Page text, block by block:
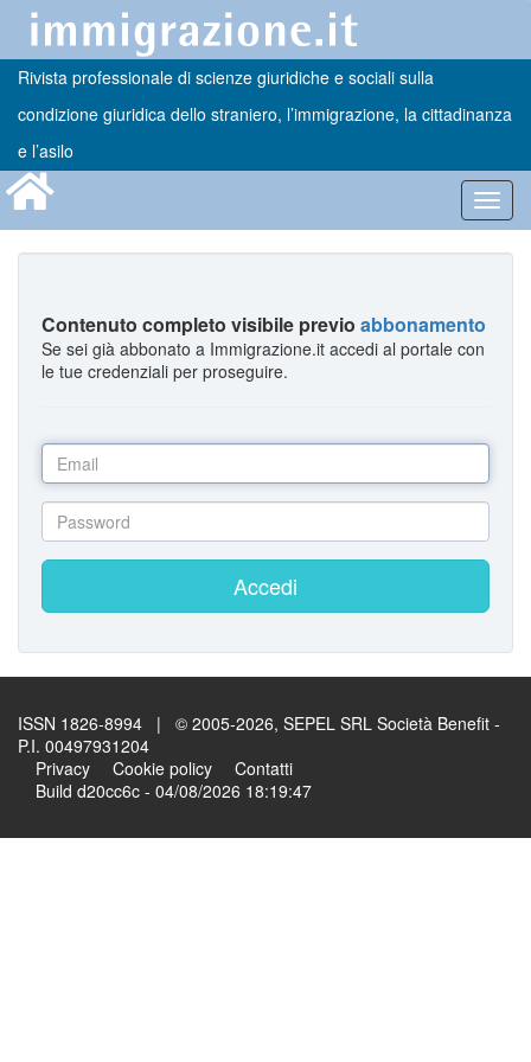
Rivista professionale di scienze giuridiche e sociali sulla
condizione giuridica dello straniero, l’immigrazione, la cittadinanza
e l’asilo
Contenuto completo visibile previo abbonamento
Se sei già abbonato a Immigrazione.it accedi al portale con
le tue credenziali per proseguire.
Accedi
ISSN 1826-8994 | © 2005-2026, SEPEL SRL Società Benefit -
P.I. 00497931204
Privacy
Cookie policy
Contatti
Build d20cc6c - 04/08/2026 18:19:47